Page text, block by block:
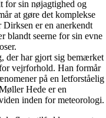
for sin nøjagtighed og
at gøre det komplekse
er en anerkendt
blandt seerne for sin evne
der har gjort sig bemærket
vejrforhold. Han formår
på en letforståelig
Hede er en
inden for meteorologi.